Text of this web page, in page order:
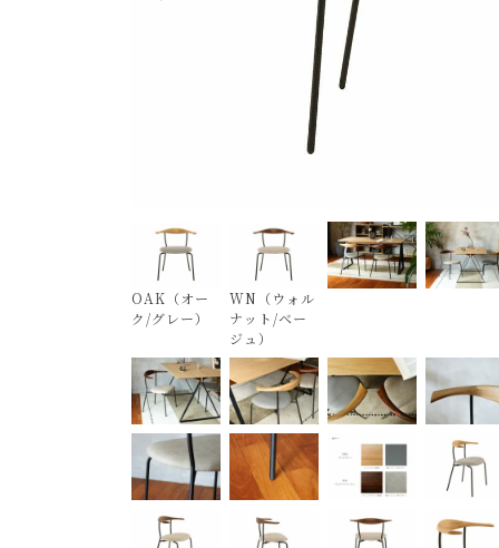
OAK（オー
ク/グレー）
WN（ウォル
ナット/ベー
ジュ）